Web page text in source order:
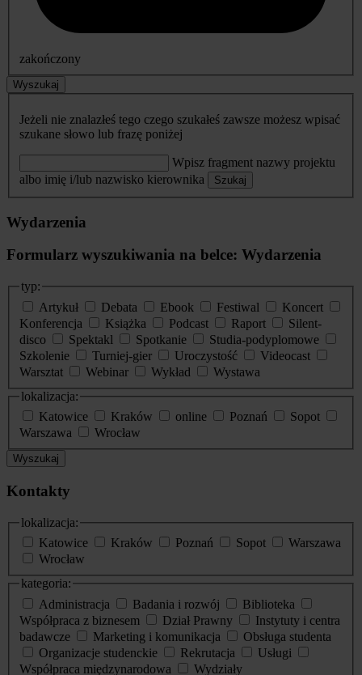
zakończony
Wyszukaj
Jeżeli nie znalazłeś tego czego szukałeś zawsze możesz wpisać
szukane słowo lub frazę poniżej
Wpisz fragment nazwy projektu
albo imię i/lub nazwisko kierownika
Szukaj
Wydarzenia
Formularz wyszukiwania na belce: Wydarzenia
typ:
Artykuł
Debata Ebook Festiwal
Koncert
Konferencja
Książka Podcast Raport
Silent-
disco
Spektakl Spotkanie
Studia-podyplomowe
Szkolenie
Turniej-gier Uroczystość
Videocast
Warsztat
Webinar Wykład
Wystawa
lokalizacja:
Katowice
Kraków online Poznań
Sopot
Warszawa
Wrocław
Wyszukaj
Kontakty
lokalizacja:
Katowice
Kraków Poznań Sopot
Warszawa
Wrocław
kategoria:
Administracja
Badania i rozwój
Biblioteka
Współpraca z biznesem
Dział Prawny
Instytuty i centra
badawcze
Marketing i komunikacja
Obsługa studenta
Organizacje studenckie
Rekrutacja
Usługi
Współpraca międzynarodowa
Wydziały